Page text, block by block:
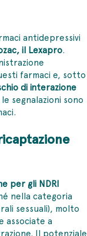
antidepressivi
il Lexapro.
farmaci e, sotto
di interazione
le segnalazioni sono
per gli NDRI
nella categoria
sessuali), molto
associate a
Il potenziale